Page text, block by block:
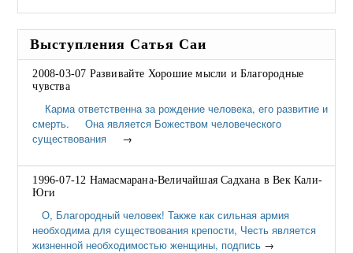
Выступления Сатья Саи
2008-03-07 Развивайте Хорошие мысли и Благородные
чувства
Карма ответственна за рождение человека, его развитие и
смерть. Она является Божеством человеческого
существования
→
1996-07-12 Намасмарана-Величайшая Садхана в Век Кали-
Юги
О, Благородный человек! Также как сильная армия
необходима для существования крепости, Честь является
жизненной необходимостью женщины, подпись →